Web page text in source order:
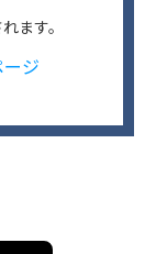
ます。
ジ